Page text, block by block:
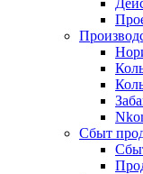
Сбыт